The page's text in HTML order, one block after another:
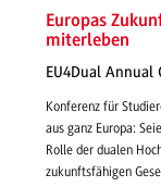
Europas
miterleben
EU4Dual
Konferenz für
aus ganz Europa:
Rolle der dualen
zukunftsfähigen